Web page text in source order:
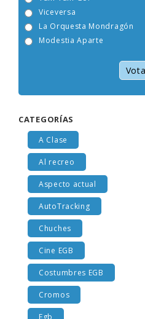
La Orquesta Mondragón
Modestia Aparte
A Clase
Al recreo
Aspecto actual
AutoTracking
Chuches
Cine EGB
Costumbres EGB
Cromos